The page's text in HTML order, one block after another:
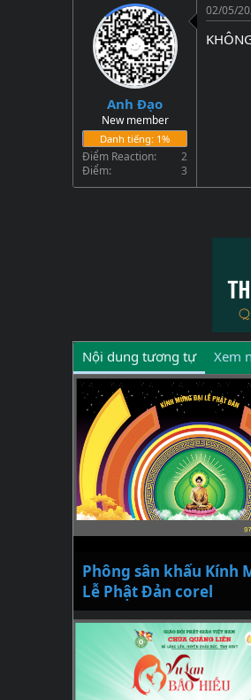
Anh Đạo
New member
Điểm Reaction
2
Điểm
3
02/05/
Nội dung tương tự Xem
Phông sân khấu Kính
Lễ Phật Đản corel